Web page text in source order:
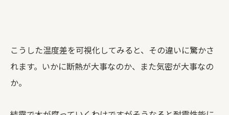
こうした温度差を可視化してみると、その違いに驚かさ
れます。いかに断熱が大事なのか、また気密が大事なの
か。